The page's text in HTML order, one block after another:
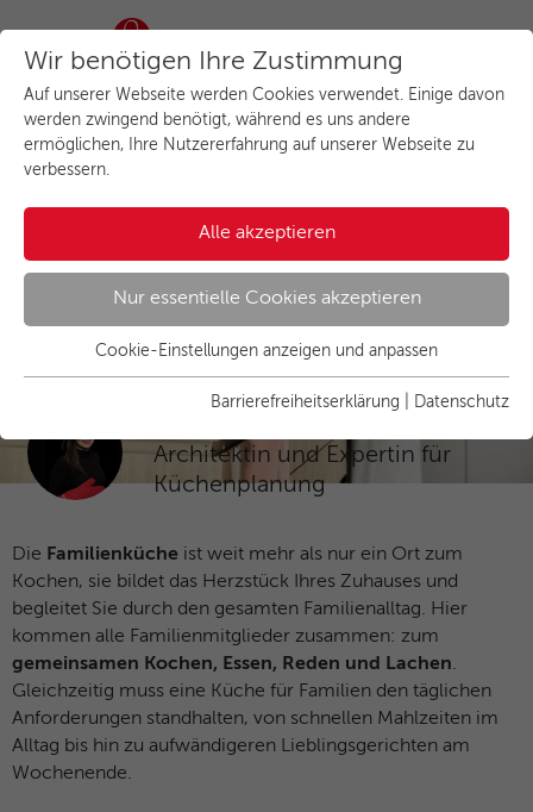
Familienküche planen:
der perfekte Ort für Ihren
Familienalltag
Architektin und Expertin für
Küchenplanung
Die Familienküche ist weit mehr als nur ein Ort zum
Kochen, sie bildet das Herzstück Ihres Zuhauses und
begleitet Sie durch den gesamten Familienalltag. Hier
kommen alle Familienmitglieder zusammen: zum
gemeinsamen Kochen, Essen, Reden und Lachen.
Gleichzeitig muss eine Küche für Familien den täglichen
Anforderungen standhalten, von schnellen Mahlzeiten im
Alltag bis hin zu aufwändigeren Lieblingsgerichten am
Wochenende.
Wir benötigen Ihre Zustimmung
Auf unserer Webseite werden Cookies verwendet. Einige davon
werden zwingend benötigt, während es uns andere
ermöglichen, Ihre Nutzererfahrung auf unserer Webseite zu
verbessern.
Alle akzeptieren
Nur essentielle Cookies akzeptieren
Essentielle Cookies werden für grundlegende Funktionen der
Webseite einwandfrei funktioniert.
Name cookie_optin
Anbieter
Laufzeit 1 Jahr
Dieses Cookie wird verwendet, um Ihre
Cookie-Einstellungen für diese Website zu
speichern.
Name
Cookies anzeigen und individuell auswählen
Marketing
Diese Gruppe beinhaltet alle Skripte für analytisches Tracking
und zugehörige Cookies. Es hilft uns die Nutzererfahrung der
Website zu verbessern.
Name _ga
Anbieter Google Analytics
Cookies anzeigen und individuell auswählen
Externe Inhalte
Wir verwenden auf unserer Website externe Inhalte, um
Cookie-Einstellungen anzeigen und anpassen
Barrierefreiheitserklärung Datenschutz